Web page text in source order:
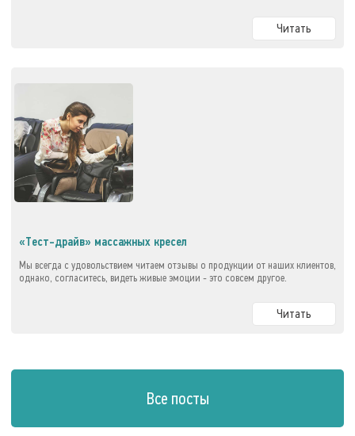
Читать
«Тест-драйв» массажных кресел
Мы всегда с удовольствием читаем отзывы о продукции от наших клиентов,
однако, согласитесь, видеть живые эмоции - это совсем другое.
Читать
Все посты